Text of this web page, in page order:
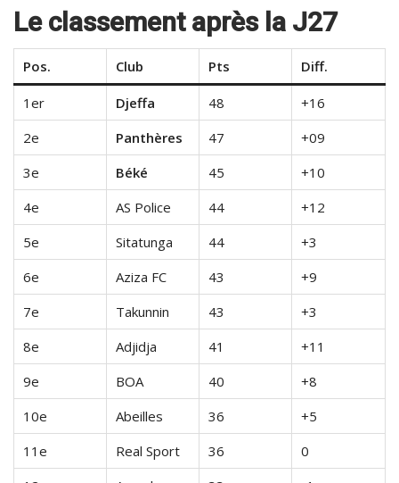
Le classement après la J27
Pos. Club Pts Diff.
1er Djeffa 48
+16
2e
Panthères 47
+09
3e
Béké 45
+10
4e
AS Police 44
+12
5e
Sitatunga 44
+3
6e
Aziza FC 43
+9
7e
Takunnin 43
+3
8e
Adjidja 41
+11
9e
BOA 40
+8
10e
Abeilles 36
+5
11e
Real Sport 36
0